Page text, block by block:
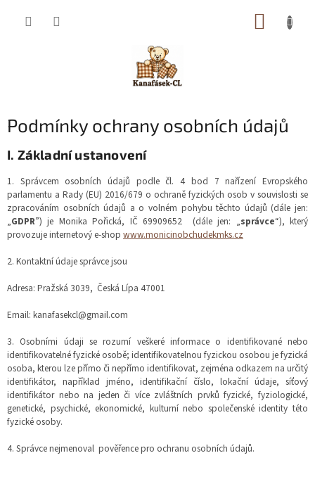
Podmínky ochrany osobních údajů
I. Základní ustanovení
1. Správcem osobních údajů podle čl. 4 bod 7 nařízení Evropského
parlamentu a Rady (EU) 2016/679 o ochraně fyzických osob v souvislosti se
zpracováním osobních údajů a o volném pohybu těchto údajů (dále jen:
„GDPR”) je Monika Pořická, IČ 69909652 (dále jen: „správce“), který
provozuje internetový e-shop www.monicinobchudekmks.cz
2. Kontaktní údaje správce jsou
Adresa: Pražská 3039, Česká Lípa 47001
Email: kanafasekcl@gmail.com
3. Osobními údaji se rozumí veškeré informace o identifikované nebo
identifikovatelné fyzické osobě; identifikovatelnou fyzickou osobou je fyzická
osoba, kterou lze přímo či nepřímo identifikovat, zejména odkazem na určitý
identifikátor, například jméno, identifikační číslo, lokační údaje, síťový
identifikátor nebo na jeden či více zvláštních prvků fyzické, fyziologické,
genetické, psychické, ekonomické, kulturní nebo společenské identity této
fyzické osoby.
4. Správce nejmenoval pověřence pro ochranu osobních údajů.